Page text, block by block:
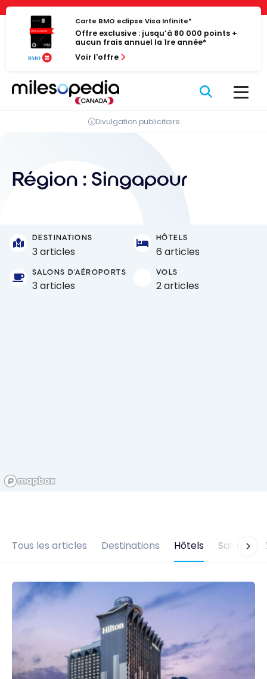
Panneau de gestion des cookies
Passer
contenu
Carte BMO eclipse Visa Infinite*
Offre exclusive : jusqu’à 80 000 points +
aucun frais annuel la 1re année*
Voir l'offre
Divulgation publicitaire
Région : Singapour
DESTINATIONS
3 articles
HÔTELS
6 articles
SALONS D'AÉROPORTS
3 articles
VOLS
2 articles
Tous les articles Destinations Hôtels Salons